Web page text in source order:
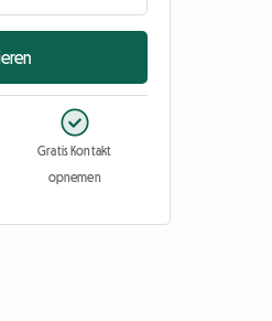
Gratis Kontakt
opnemen